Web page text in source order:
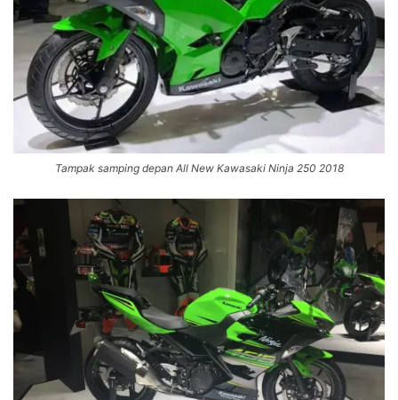
Tampak samping depan All New Kawasaki Ninja 250 2018